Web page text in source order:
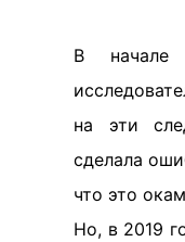
В начале
на эти
сделала
что это
Но, в 2019